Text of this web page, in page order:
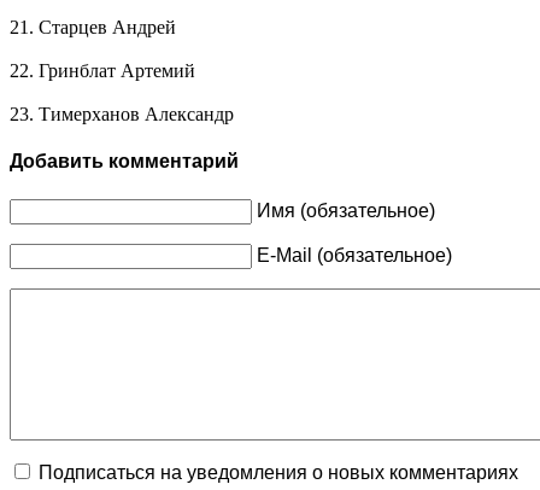
21. Старцев Андрей
22. Гринблат Артемий
23. Тимерханов Александр
Добавить комментарий
Имя (обязательное)
E-Mail (обязательное)
Подписаться на уведомления о новых комментариях